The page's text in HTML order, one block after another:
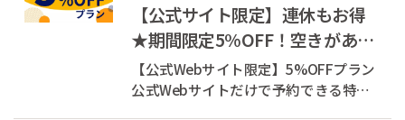
【公式サイト限定】連休もお得
★期間限定5%OFF！空きがあれ
ば迷わず予約したい特別プラン
│【公式】コンフ...
【公式Webサイト限定】5%OFFプラン
公式Webサイトだけで予約できる特別